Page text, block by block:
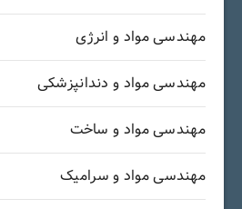
مهندسی مواد و انرژی
مهندسی مواد و دندانپزشکی
مهندسی مواد و ساخت
مهندسی مواد و سرامیک